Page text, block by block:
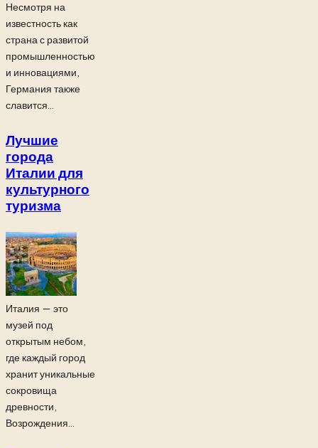
Несмотря на
известность как
страна с развитой
промышленностью
и инновациями,
Германия также
славится...
Лучшие
города
Италии для
культурного
туризма
Италия — это
музей под
открытым небом,
где каждый город
хранит уникальные
сокровища
древности,
Возрождения...